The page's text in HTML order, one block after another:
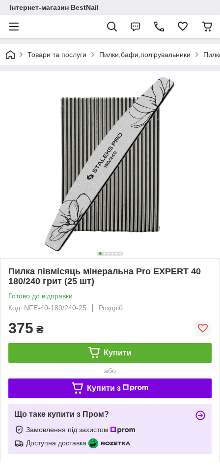
Інтернет-магазин BestNail
Товари та послуги Пилки,бафи,полірувальники
Пилка півмісяць мінеральна Pro EXPERT 40
180/240 грит (25 шт)
Готово до відправки
Код: NFE-40-180/240-25
Роздріб
375 ₴
Купити
або
Купити з
Що таке купити з Пром?
Замовлення під захистом
Доступна доставка